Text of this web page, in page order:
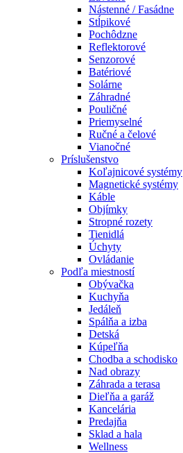
Nástenné / Fasádne
Stĺpikové
Pochôdzne
Reflektorové
Senzorové
Batériové
Solárne
Záhradné
Pouličné
Priemyselné
Ručné a čelové
Vianočné
Príslušenstvo
Koľajnicové systémy
Magnetické systémy
Káble
Objímky
Stropné rozety
Tienidlá
Úchyty
Ovládanie
Podľa miestností
Obývačka
Kuchyňa
Jedáleň
Spálňa a izba
Detská
Kúpeľňa
Chodba a schodisko
Nad obrazy
Záhrada a terasa
Dieľňa a garáž
Kancelária
Predajňa
Sklad a hala
Wellness